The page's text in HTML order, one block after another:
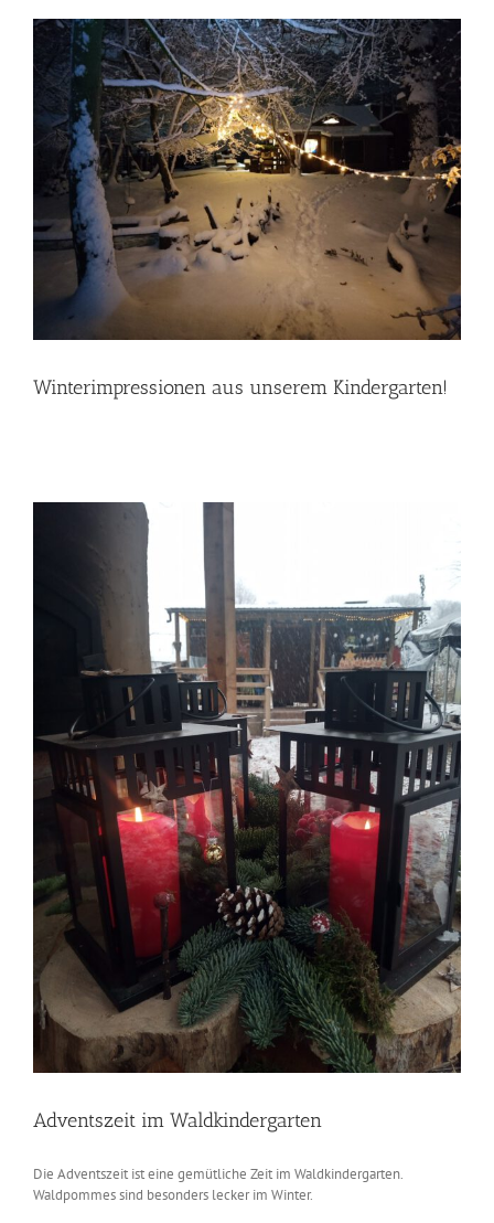
Winterimpressionen aus unserem Kindergarten!
Adventszeit im Waldkindergarten
Die Adventszeit ist eine gemütliche Zeit im Waldkindergarten.
Waldpommes sind besonders lecker im Winter.